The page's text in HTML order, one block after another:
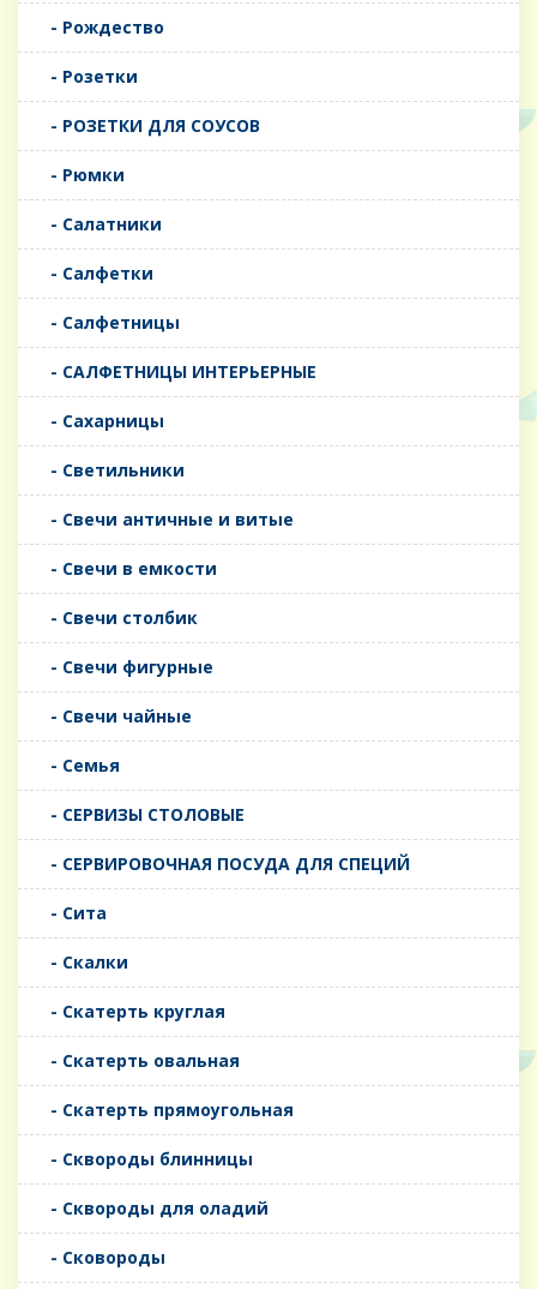
- Рождество
- Розетки
- РОЗЕТКИ ДЛЯ СОУСОВ
- Рюмки
- Салатники
- Салфетки
- Салфетницы
- САЛФЕТНИЦЫ ИНТЕРЬЕРНЫЕ
- Сахарницы
- Светильники
- Свечи античные и витые
- Свечи в емкости
- Свечи столбик
- Свечи фигурные
- Свечи чайные
- Семья
- СЕРВИЗЫ СТОЛОВЫЕ
- СЕРВИРОВОЧНАЯ ПОСУДА ДЛЯ СПЕЦИЙ
- Сита
- Скалки
- Скатерть круглая
- Скатерть овальная
- Скатерть прямоугольная
- Сквороды блинницы
- Сквороды для оладий
- Сковороды